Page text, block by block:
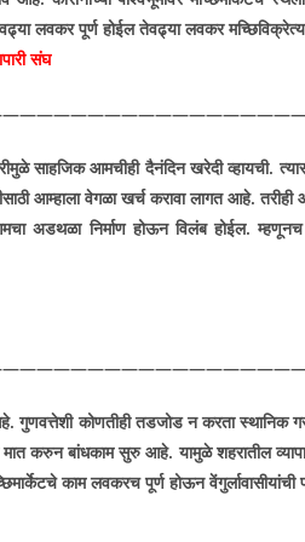
जेवढ्या लवकर पूर्ण होईल तेवढ्या लवकर
संघ
साहजिक आमचीही दैनंदिन खरेदी व्हायची.
आम्हाला वेगळा खर्च करावा लागत आहे. तरीही
अडथळा निर्माण होऊन विलंब होईल.
गुणवत्तेशी कोणतीही तडजोड न करता
मात करुन बांधकाम सुरु आहे. यामुळे शहरातील
मच्छिमार्केटचे काम लवकरच